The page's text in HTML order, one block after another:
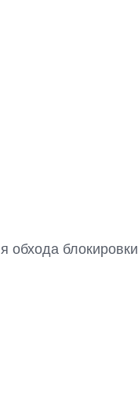
обхода блокировки